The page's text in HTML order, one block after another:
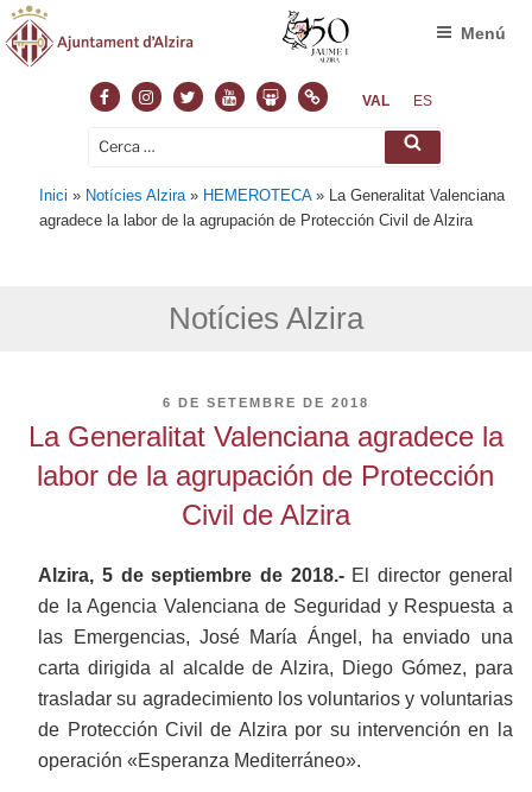
FacebookInstagram
TwitterYoutubeSlideshare
NormasVAL ES
Cerca: Cerca
Menú
Inici » Notícies Alzira » HEMEROTECA» La Generalitat Valenciana
agradece la labor de la agrupación de Protección Civil de Alzira
Notícies Alzira
PUBLICAT
6 DE SETEMBRE DE 2018
La Generalitat Valenciana agradece la
labor de la agrupación de Protección
Civil de Alzira
Alzira, 5 de septiembre de 2018.-El director general
de la Agencia Valenciana de Seguridad y Respuesta a
las Emergencias, José María Ángel, ha enviado una
carta dirigida al alcalde de Alzira, Diego Gómez, para
trasladar su agradecimiento los voluntarios y voluntarias
de Protección Civil de Alzira por su intervención en la
operación «Esperanza Mediterráneo».